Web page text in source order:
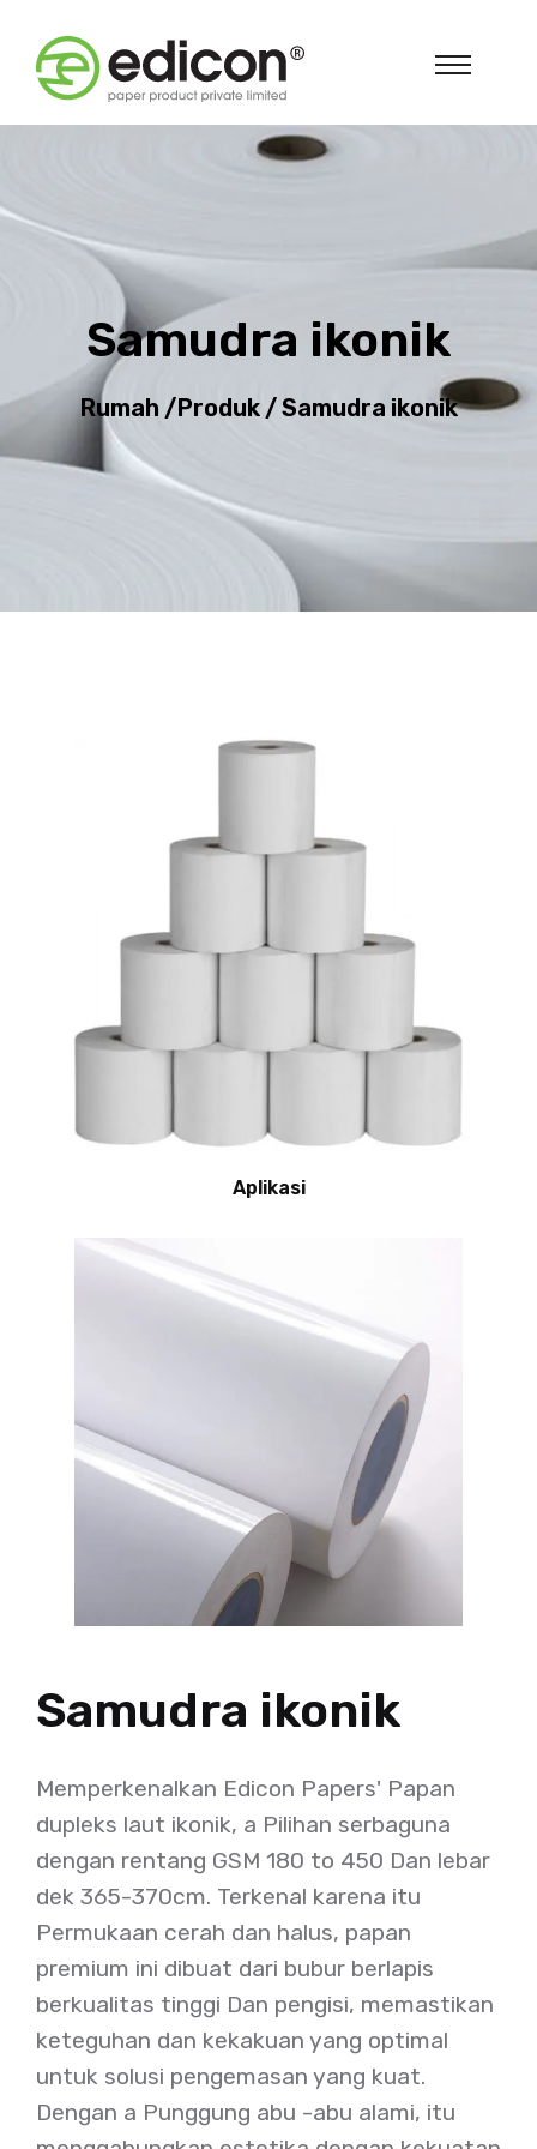
Samudra ikonik
Rumah /Produk /Samudra ikonik
Aplikasi
Samudra ikonik
Memperkenalkan Edicon Papers' Papan
dupleks laut ikonik, a Pilihan serbaguna
dengan rentang GSM 180 to 450 Dan lebar
dek 365-370cm. Terkenal karena itu
Permukaan cerah dan halus, papan
premium ini dibuat dari bubur berlapis
berkualitas tinggi Dan pengisi, memastikan
keteguhan dan kekakuan yang optimal
untuk solusi pengemasan yang kuat.
Dengan a Punggung abu -abu alami, itu